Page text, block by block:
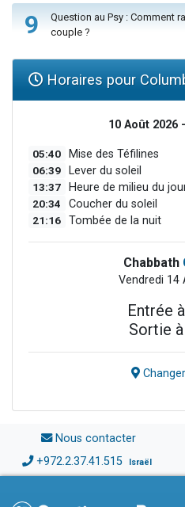
9
Question au Psy : Comment
couple ?
Horaires pour
10 Août 2026
05:40 Mise des Téfilines
06:39 Lever du soleil
13:37 Heure de milieu du
20:34 Coucher du soleil
21:16 Tombée de la nuit
Chabbath
Vendredi 14
Entrée à
Sortie à
Nous contacter
+972.2.37.41.515 Israël